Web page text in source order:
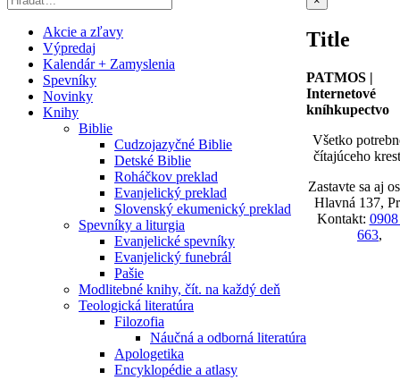
Akcie a zľavy
Výpredaj
Kalendár + Zamyslenia
Spevníky
Novinky
Knihy
Biblie
Cudzojazyčné Biblie
Detské Biblie
Roháčkov preklad
Evanjelický preklad
Slovenský ekumenický preklad
Spevníky a liturgia
Evanjelické spevníky
Evanjelický funebrál
Pašie
Modlitebné knihy, čít. na každý deň
Teologická literatúra
Filozofia
Náučná a odborná literatúra
Apologetika
Encyklopédie a atlasy
rýchle
produktu
Title
PATMOS |
Internetové
kníhkupectvo
Všetko
čítajúceho
Zastavte sa aj
Hlavná 137,
Kontakt:
663,